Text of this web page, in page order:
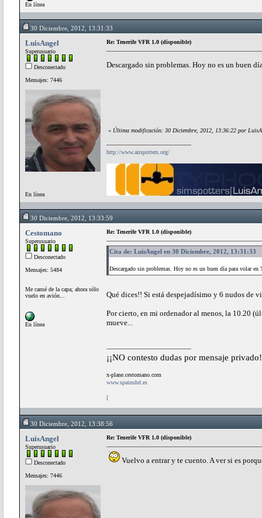
En línea
30 Diciembre, 2012, 13:31:33
LuisAngel
Superusuario
Desconectado
Mensajes: 7446
En línea
Re: Tenerife VFR 1.0 (disponible)
Descargado sin problemas. Hoy no es un buen
« Última modificación: 30 Diciembre, 2012, 13:36:22 por
http://www.airspotters.org/
30 Diciembre, 2012, 13:33:59
Cestomano
Superusuario
Desconectado
Mensajes: 5484
Me cansé de la capa; ahora sólo
vuelo en avión...
En línea
Re: Tenerife VFR 1.0 (disponible)
Cita de: LuisAngel en 30 Diciembre, 2012, 13:31:33
Descargado sin problemas. Hoy no es un buen día para volar
Qué dices!! Si está despejadísimo y 6 nudos de
Por cierto, en mi ordenador al menos, la 10.20
mueve...
¡¡NO contesto dudas por mensaje
x-plane.cestomano.com
www.spainuhd.es
[
30 Diciembre, 2012, 13:38:56
LuisAngel
Superusuario
Desconectado
Mensajes: 7446
Re: Tenerife VFR 1.0 (disponible)
Vuelvo a entrar y te cuento. A ver si es